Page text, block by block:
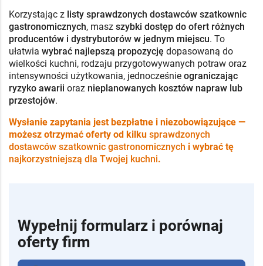
Korzystając z listy sprawdzonych dostawców szatkownic
gastronomicznych, masz szybki dostęp do ofert różnych
producentów i dystrybutorów w jednym miejscu. To
ułatwia wybrać najlepszą propozycję dopasowaną do
wielkości kuchni, rodzaju przygotowywanych potraw oraz
intensywności użytkowania, jednocześnie ograniczając
ryzyko awarii oraz nieplanowanych kosztów napraw lub
przestojów.
Wysłanie zapytania jest bezpłatne i niezobowiązujące —
możesz otrzymać oferty od kilku sprawdzonych
dostawców szatkownic gastronomicznych i wybrać tę
najkorzystniejszą dla Twojej kuchni.
Wypełnij formularz i porównaj
oferty firm